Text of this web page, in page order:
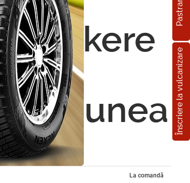
Înscriere la vulcanizare
Stickere
Opțiunea
La comandă